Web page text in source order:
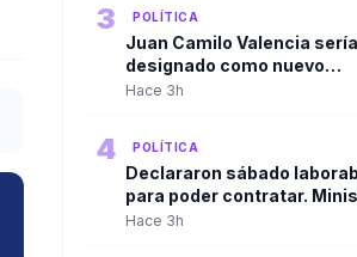
3 POLÍTICA
Juan Camilo Valencia sería
designado como nuevo
director de la Agencia
Hace 3h
4 POLÍTICA
Declararon sábado
para poder contratar.
de Agricultura cuestionó
Hace 3h